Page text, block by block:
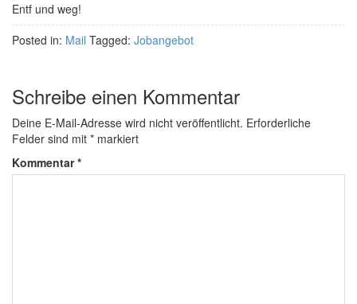
Entf und weg!
Posted in: Mail Tagged: Jobangebot
Schreibe einen Kommentar
Deine E-Mail-Adresse wird nicht veröffentlicht. Erforderliche
Felder sind mit * markiert
Kommentar*